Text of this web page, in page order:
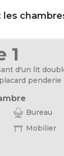
les
1
d'un lit
Bureau
Mobilier